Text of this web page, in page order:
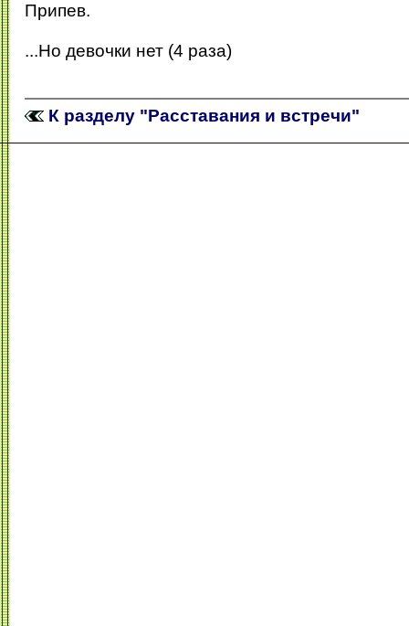
Припев.
...Но девочки нет (4 раза)
К разделу "Расставания и встречи"